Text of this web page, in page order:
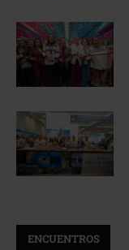
ENCUENTROS